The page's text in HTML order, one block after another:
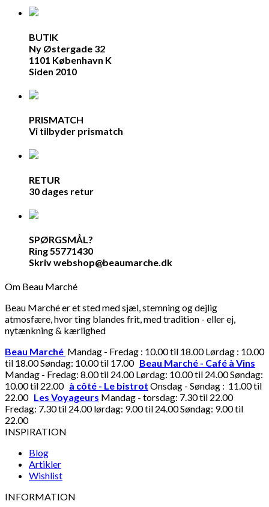
BUTIK
Ny Østergade 32
1101 København K
Siden 2010
PRISMATCH
Vi tilbyder prismatch
RETUR
30 dages retur
SPØRGSMÅL?
Ring 55771430
Skriv webshop@beaumarche.dk
Om Beau Marché
Beau Marché er et sted med sjæl, stemning og dejlig
atmosfære, hvor ting blandes frit, med tradition - eller ej,
nytænkning & kærlighed
Beau Marché Mandag - Fredag : 10.00 til 18.00 Lørdag : 10.00
til 18.00 Søndag: 10.00 til 17.00 Beau Marché - Café à Vins
Mandag - Fredag: 8.00 til 24.00 Lørdag: 10.00 til 24.00 Søndag:
10.00 til 22.00 à côté - Le bistrot Onsdag - Søndag : 11.00 til
22.00 Les Voyageurs Mandag - torsdag: 7.30 til 22.00
Fredag: 7.30 til 24.00 lørdag: 9.00 til 24.00 Søndag: 9.00 til
22.00
INSPIRATION
Blog
Artikler
Wishlist
INFORMATION